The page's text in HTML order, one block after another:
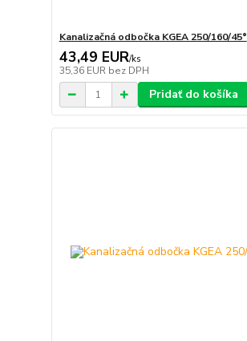
Kanalizačná odbočka KGEA 250/160/45°
43,49 EUR/ks
35,36 EUR bez DPH
Pridať do košíka